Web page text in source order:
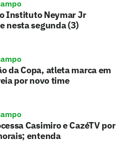
Instituto Neymar Jr
nesta segunda (3)
da Copa, atleta marca em
por novo time
Casimiro e CazéTV por
entenda